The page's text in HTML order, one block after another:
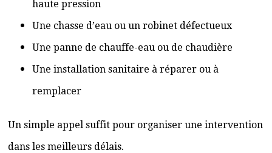
haute pression
Une chasse d’eau ou un robinet défectueux
Une panne de chauffe-eau ou de chaudière
Une installation sanitaire à réparer ou à
remplacer
Un simple appel suffit pour organiser une intervention
dans les meilleurs délais.